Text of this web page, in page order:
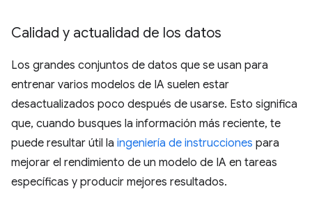
Calidad y actualidad de los datos
Los grandes conjuntos de datos que se usan para
entrenar varios modelos de IA suelen estar
desactualizados poco después de usarse. Esto significa
que, cuando busques la información más reciente, te
puede resultar útil la ingeniería de instrucciones para
mejorar el rendimiento de un modelo de IA en tareas
específicas y producir mejores resultados.